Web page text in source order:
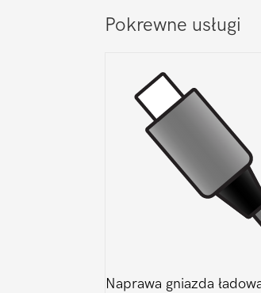
Pokrewne usługi
Naprawa gniazda